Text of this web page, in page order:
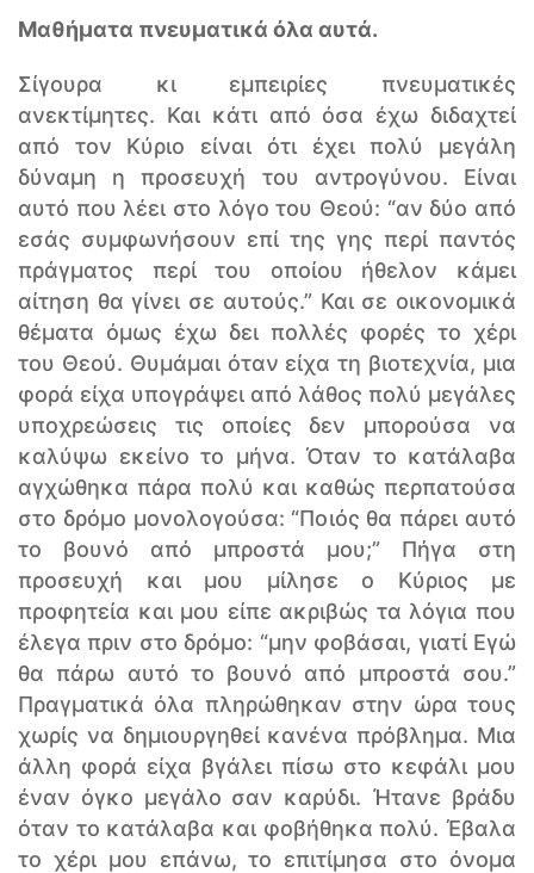
Μαθήματα πνευματικά όλα αυτά.
Σίγουρα κι εμπειρίες πνευματικές
ανεκτίμητες. Και κάτι από όσα έχω διδαχτεί
από τον Κύριο είναι ότι έχει πολύ μεγάλη
δύναμη η προσευχή του αντρογύνου. Είναι
αυτό που λέει στο λόγο του Θεού: “αν δύο από
εσάς συμφωνήσουν επί της γης περί παντός
πράγματος περί του οποίου ήθελον κάμει
αίτηση θα γίνει σε αυτούς.” Και σε οικονομικά
θέματα όμως έχω δει πολλές φορές το χέρι
του Θεού. Θυμάμαι όταν είχα τη βιοτεχνία, μια
φορά είχα υπογράψει από λάθος πολύ μεγάλες
υποχρεώσεις τις οποίες δεν μπορούσα να
καλύψω εκείνο το μήνα. Όταν το κατάλαβα
αγχώθηκα πάρα πολύ και καθώς περπατούσα
στο δρόμο μονολογούσα: “Ποιός θα πάρει αυτό
το βουνό από μπροστά μου;” Πήγα στη
προσευχή και μου μίλησε ο Κύριος με
προφητεία και μου είπε ακριβώς τα λόγια που
έλεγα πριν στο δρόμο: “μην φοβάσαι, γιατί Εγώ
θα πάρω αυτό το βουνό από μπροστά σου.”
Πραγματικά όλα πληρώθηκαν στην ώρα τους
χωρίς να δημιουργηθεί κανένα πρόβλημα. Μια
άλλη φορά είχα βγάλει πίσω στο κεφάλι μου
έναν όγκο μεγάλο σαν καρύδι. Ήτανε βράδυ
όταν το κατάλαβα και φοβήθηκα πολύ. Έβαλα
το χέρι μου επάνω, το επιτίμησα στο όνομα